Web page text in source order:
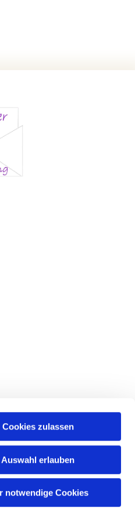
Cookies zulassen
Auswahl erlauben
notwendige Cookies